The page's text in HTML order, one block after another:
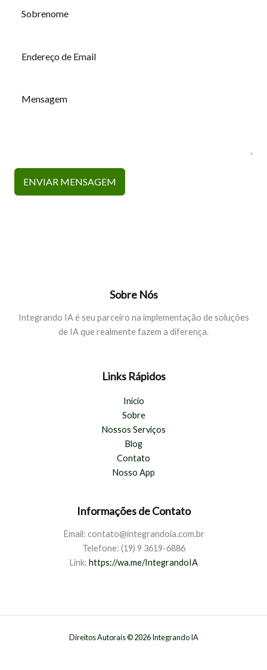
ENVIAR MENSAGEM
Sobre Nós
Integrando IA é seu parceiro na implementação de soluções
de IA que realmente fazem a diferença.
Links Rápidos
Início
Sobre
Nossos Serviços
Blog
Contato
Nosso App
Informações de Contato
Email: contato@integrandoia.com.br
Telefone: (19) 9 3619-6886
Link: https://wa.me/IntegrandoIA
Direitos Autorais © 2026 Integrando IA